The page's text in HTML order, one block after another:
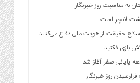
به مناسبت روز خبرنگار
پشت لانچر است
سلاح حقیقت از هویت ملی دفاع می‌کنند
بازی نکنید
پایانی صفر آغاز شد
روز خبرنگار